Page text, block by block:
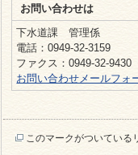
お問い合わせは
下水道課 管理係
電話：0949-32-3159
ファクス：0949-32-9430
お問い合わせメールフォ
このマークがついている